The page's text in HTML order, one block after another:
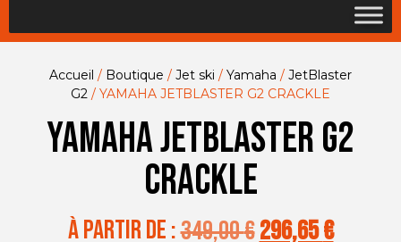
Accueil / Boutique / Jet ski / Yamaha / JetBlaster
G2 / YAMAHA JETBLASTER G2 CRACKLE
YAMAHA JETBLASTER G2
CRACKLE
à partir de :349,00€296,65€